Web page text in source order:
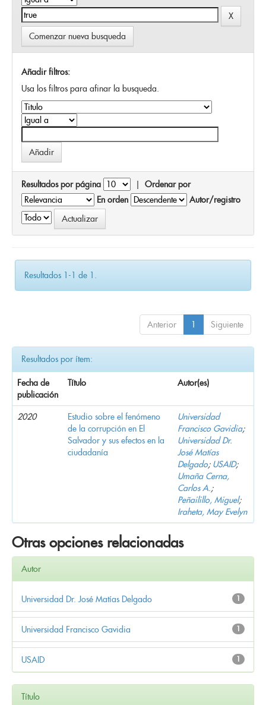
Comenzar nueva busqueda
Añadir filtros:
Usa los filtros para afinar la busqueda.
Resultados por página | Ordenar por
En orden
Autor/registro
Resultados 1-1 de 1.
Anterior 1 Siguiente
Resultados por ítem:
Fecha de
publicación
Título Autor(es)
2020
Estudio sobre el fenómeno
de la corrupción en El
Salvador y sus efectos en la
ciudadanía
Universidad
Francisco Gavidia;
Universidad Dr.
José Matías
Delgado; USAID;
Umaña Cerna,
Carlos A.;
Peñailillo, Miguel;
Iraheta, May Evelyn
Otras opciones relacionadas
Autor
1
Universidad Dr. José Matías Delgado
1
Universidad Francisco Gavidia
1
USAID
Título